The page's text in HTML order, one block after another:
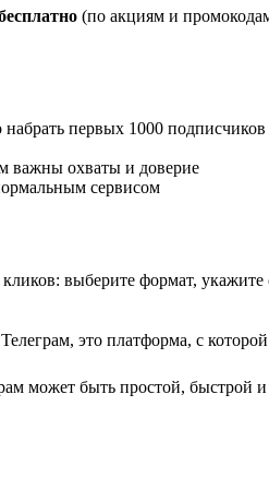
(по акциям и
первых 1000 подписчиков
важны охваты и доверие
сервисом
выберите формат,
это платформа, с
может быть простой,